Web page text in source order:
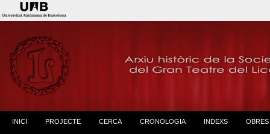
INICI PROJECTE CERCA CRONOLOGIA INDEXS OBRES